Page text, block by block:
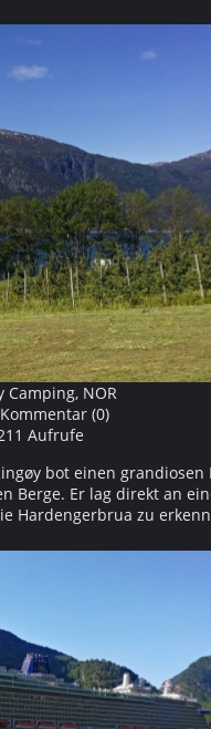
Camping, NOR
(0)
Aufrufe
bot einen grandiosen
Berge. Er lag direkt an
Hardengerbrua zu